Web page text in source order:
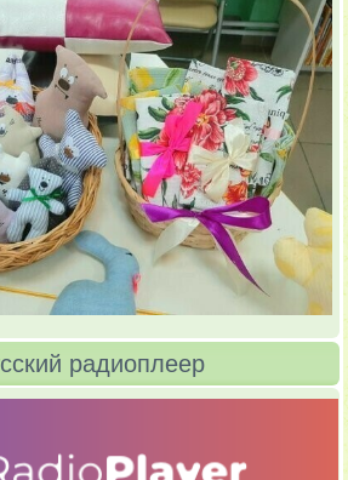
радиоплеер